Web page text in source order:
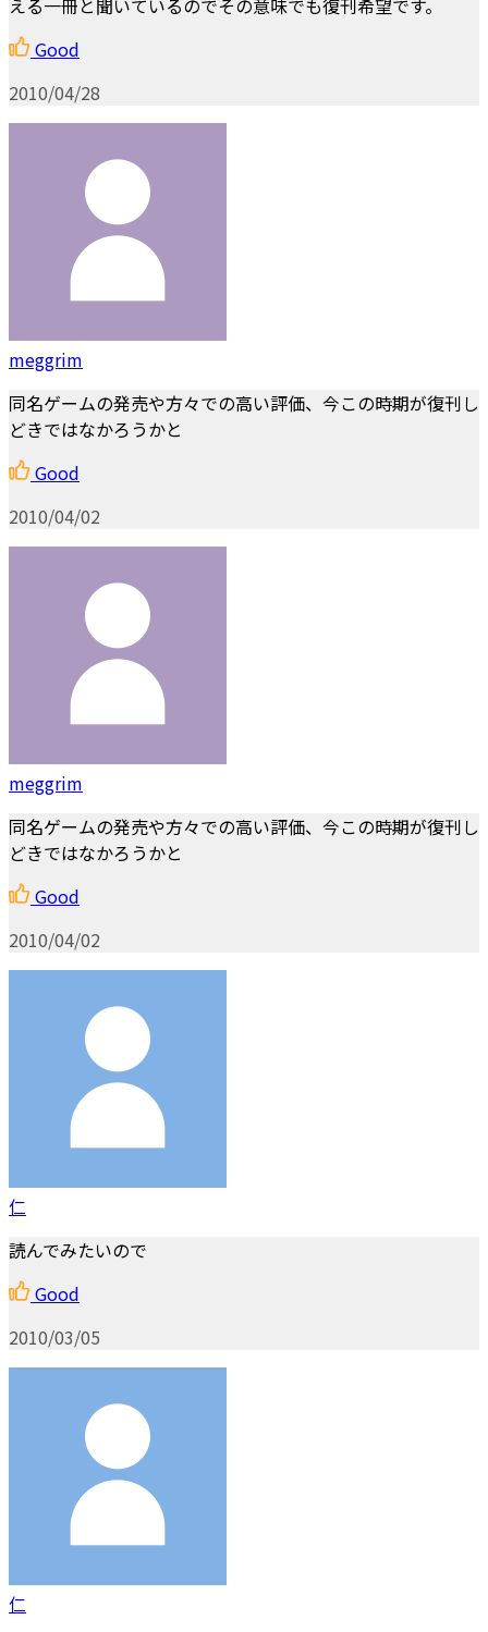
Good
2010/04/28
meggrim
同名ゲームの発売や方々での高い評価、今この時期が復刊し
どきではなかろうかと
Good
2010/04/02
meggrim
同名ゲームの発売や方々での高い評価、今この時期が復刊し
どきではなかろうかと
Good
2010/04/02
仁
読んでみたいので
Good
2010/03/05
仁